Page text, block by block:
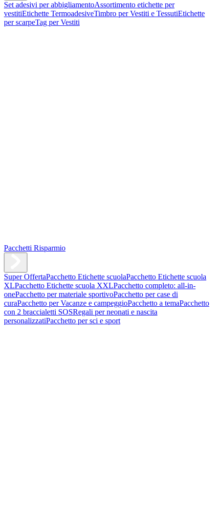
Set adesivi per abbigliamentoAssortimento etichette per
vestitiEtichette TermoadesiveTimbro per Vestiti e TessutiEtichette
per scarpeTag per Vestiti
Pacchetti Risparmio
Super OffertaPacchetto Etichette scuolaPacchetto Etichette scuola
XLPacchetto Etichette scuola XXLPacchetto completo: all-in-
onePacchetto per materiale sportivoPacchetto per case di
curaPacchetto per Vacanze e campeggioPacchetto a temaPacchetto
con 2 braccialetti SOSRegali per neonati e nascita
personalizzatiPacchetto per sci e sport